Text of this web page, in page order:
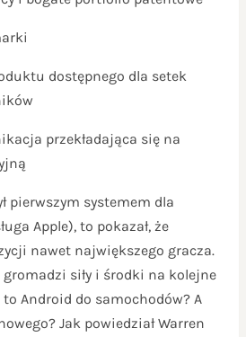
dostępnego dla setek
przekładająca się na
pierwszym systemem dla
Apple), to pokazał, że
nawet największego gracza.
siły i środki na kolejne
to Android do samochodów? A
Jak powiedział Warren